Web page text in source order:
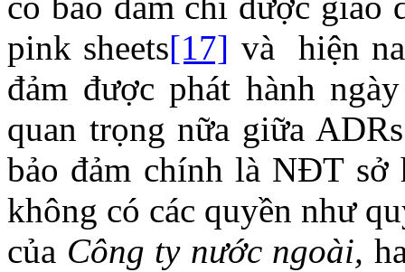
pink sheets[17] và hiện
đảm được phát hành
quan trọng nữa giữa
bảo đảm chính là NĐT sở
không có các quyền như
của Công ty nước ngoài,